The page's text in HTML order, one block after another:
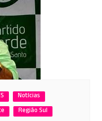
Notícias
Região Sul